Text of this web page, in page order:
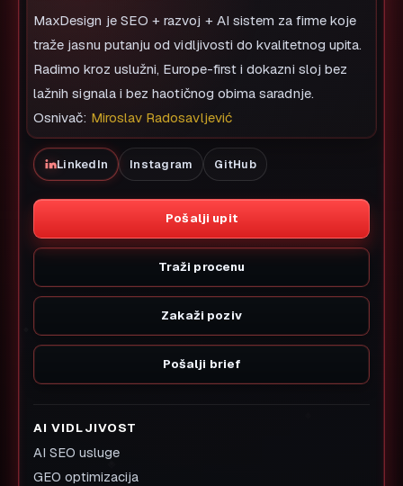
MaxDesign je SEO + razvoj + AI sistem za firme koje
traže jasnu putanju od vidljivosti do kvalitetnog upita.
Radimo kroz uslužni, Europe-first i dokazni sloj bez
lažnih signala i bez haotičnog obima saradnje.
Osnivač: Miroslav Radosavljević
LinkedIn Instagram GitHub
Pošalji upit
Traži procenu
Zakaži poziv
Pošalji brief
AI VIDLJIVOST
AI SEO usluge
GEO optimizacija